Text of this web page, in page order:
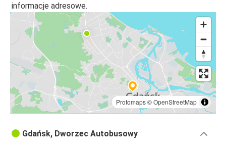
informacje adresowe.
Protomaps©OpenStreetMap
Gdańsk, Dworzec Autobusowy